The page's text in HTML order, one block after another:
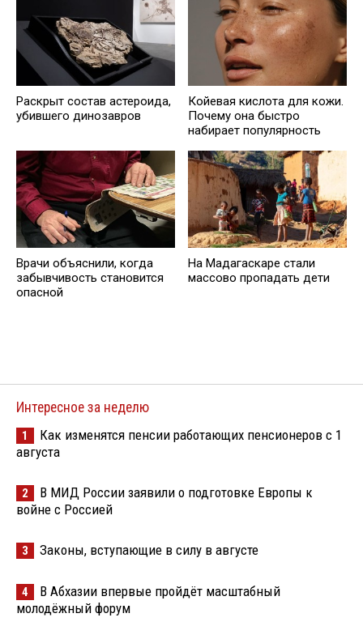
Раскрыт состав астероида,
убившего динозавров
Койевая кислота для кожи.
Почему она быстро
набирает популярность
Врачи объяснили, когда
забывчивость становится
опасной
На Мадагаскаре стали
массово пропадать дети
Интересное за неделю
1
Как изменятся пенсии работающих пенсионеров с 1
августа
2
В МИД России заявили о подготовке Европы к
войне с Россией
3 Законы, вступающие в силу в августе
4
В Абхазии впервые пройдёт масштабный
молодёжный форум